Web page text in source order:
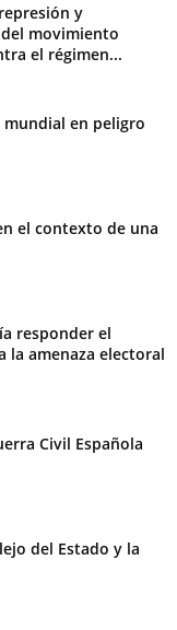
y
movimiento
el régimen...
en peligro
el contexto de una
responder el
la amenaza electoral
Civil Española
del Estado y la